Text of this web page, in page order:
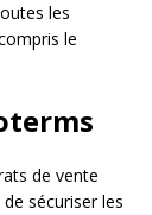
les
le
de vente
sécuriser les